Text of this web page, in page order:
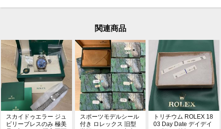
中古品の為、使用感・擦れ・汚れ・焼け・ダメージがご
ざいますので、予めご了承の上ご注文ください。
今回のパックは汚れ・変色多めです。シミなどもござい
ます※交換等は致しません。
箱は壊れてません。マクラもあります。汚れ多めで難あ
りです。
内箱サイズ 縦:約12.7cm × 横:約17.9cm × 高さ:約7.7cm
→43個@23,000円
コメント
通信販売限定商品の為、実物の確認や他店へのお取り寄
せは出来かねます。
関連商品
スカイドゥエラー ジュ
ビリーブレスのみ 極美
スポーツモデルシール
付き ロレックス 旧型
トリチウム ROLEX 18
03 Day Date デイデイ